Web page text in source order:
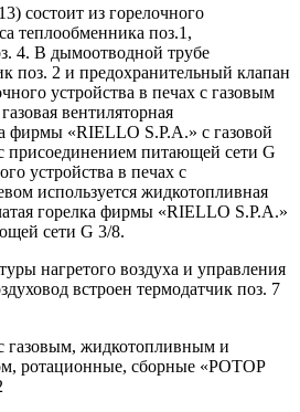
состоит из горелочного
теплообменника поз.1,
4. В дымоотводной трубе
поз. 2 и предохранительный клапан
устройства в печах с газовым
вентиляторная
фирмы «RIELLO S.P.A.» с газовой
присоединением питающей сети G
устройства в печах с
используется жидкотопливная
горелка фирмы «RIELLO S.P.A.»
сети G 3/8.
нагретого воздуха и управления
встроен термодатчик поз. 7